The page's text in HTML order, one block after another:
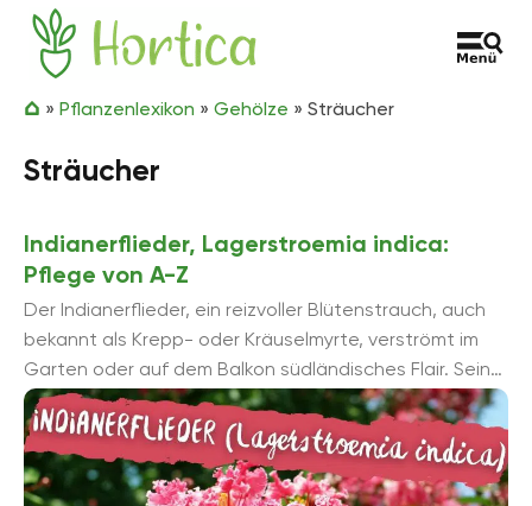
Zum Inhalt springen
Hortica
» Pflanzenlexikon » Gehölze » Sträucher
Sträucher
Indianerflieder, Lagerstroemia indica:
Pflege von A-Z
Der Indianerflieder, ein reizvoller Blütenstrauch, auch
bekannt als Krepp- oder Kräuselmyrte, verströmt im
Garten oder auf dem Balkon südländisches Flair. Seine
farbenprächtigen Blüten ...